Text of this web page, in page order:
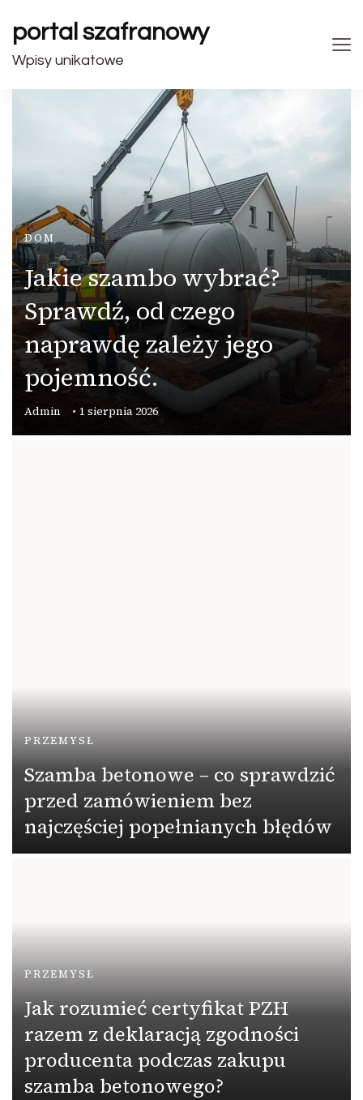
portal szafranowy
Wpisy unikatowe
DOM
Jakie szambo wybrać?
Sprawdź, od czego
naprawdę zależy jego
pojemność.
Admin 1 sierpnia 2026
PRZEMYSŁ
Szamba betonowe – co sprawdzić
przed zamówieniem bez
najczęściej popełnianych błędów
PRZEMYSŁ
Jak rozumieć certyfikat PZH
razem z deklaracją zgodności
producenta podczas zakupu
szamba betonowego?